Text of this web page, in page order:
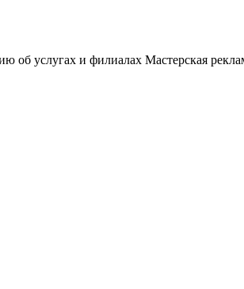
об услугах и филиалах Мастерская